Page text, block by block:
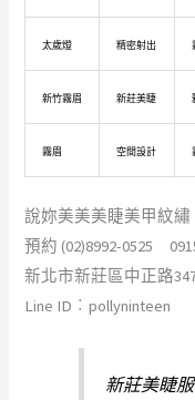
太歲燈 精密射出
新竹霧眉 新莊美睫
霧眉 空間設計
說妳美美美睫美甲紋繡
預約 (02)8992-0525
新北市新莊區中正路
Line ID︰pollyninteen
新莊美睫